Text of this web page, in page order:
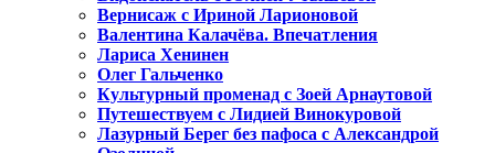
Вернисаж с Ириной Ларионовой
Валентина Калачёва. Впечатления
Лариса Хенинен
Олег Гальченко
Культурный променад с Зоей Арнаутовой
Путешествуем с Лидией Винокуровой
Лазурный Берег без пафоса с Александрой